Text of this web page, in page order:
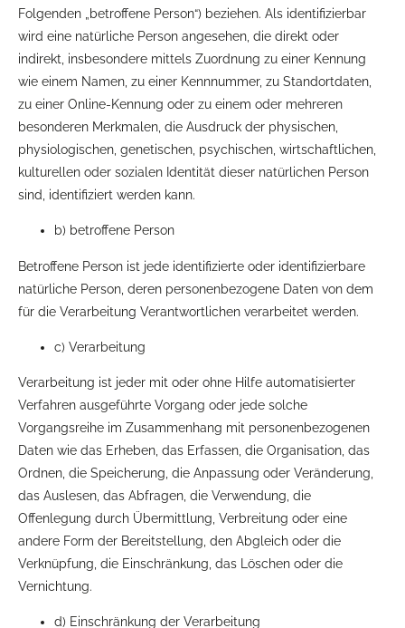
Folgenden „betroffene Person“) beziehen. Als identifizierbar
wird eine natürliche Person angesehen, die direkt oder
indirekt, insbesondere mittels Zuordnung zu einer Kennung
wie einem Namen, zu einer Kennnummer, zu Standortdaten,
zu einer Online-Kennung oder zu einem oder mehreren
besonderen Merkmalen, die Ausdruck der physischen,
physiologischen, genetischen, psychischen, wirtschaftlichen,
kulturellen oder sozialen Identität dieser natürlichen Person
sind, identifiziert werden kann.
b) betroffene Person
Betroffene Person ist jede identifizierte oder identifizierbare
natürliche Person, deren personenbezogene Daten von dem
für die Verarbeitung Verantwortlichen verarbeitet werden.
c) Verarbeitung
Verarbeitung ist jeder mit oder ohne Hilfe automatisierter
Verfahren ausgeführte Vorgang oder jede solche
Vorgangsreihe im Zusammenhang mit personenbezogenen
Daten wie das Erheben, das Erfassen, die Organisation, das
Ordnen, die Speicherung, die Anpassung oder Veränderung,
das Auslesen, das Abfragen, die Verwendung, die
Offenlegung durch Übermittlung, Verbreitung oder eine
andere Form der Bereitstellung, den Abgleich oder die
Verknüpfung, die Einschränkung, das Löschen oder die
Vernichtung.
d) Einschränkung der Verarbeitung